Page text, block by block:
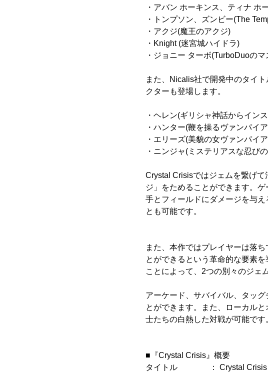
・アバン ホーキンス、ティナ ホ
・トンプソン、ズンビー(The
・アクジ(魔王のアクジ)
・Knight (迷宮城ハイドラ)
・ジョニー ターボ(TurboDuoの
また、Nicalis社で開発中のタイ
クターも登場します。
・ヘレン(ギリシャ神話からイン
・ハンター(鞭を操るヴァンパイ
・エリーズ(美貌の女ヴァンパイ
・ニンジャ(ミステリアスな忍び
Crystal Crisisではジェムを繋げ
ジ」をためることができます。
手とフィールドにダメージを与
とも可能です。
また、本作ではプレイヤーは落
とができるという革命的な要素
ことによって、2つの別々のジェ
アーケード、サバイバル、タッ
とができます。また、ローカル
士たちの白熱した対戦が可能です
■『Crystal Crisis』概要
タイトル ： Crystal Crisis